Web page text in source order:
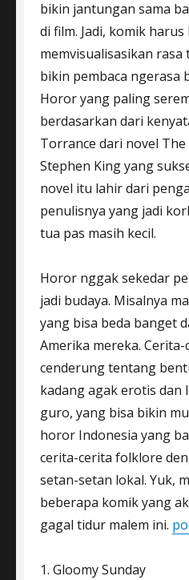
bikin jantungan sama
di film. Jadi, komik harus
memvisualisasikan rasa
bikin pembaca ngerasa
Horor yang paling
berdasarkan dari
Torrance dari novel
Stephen King yang
novel itu lahir dari
penulisnya yang jadi
tua pas masih kecil.
Horor nggak sekedar
jadi budaya. Misalnya
yang bisa beda banget
Amerika mereka.
cenderung tentang
kadang agak erotis dan
guro, yang bisa bikin
horor Indonesia yang
cerita-cerita folklore
setan-setan lokal. Yuk,
beberapa komik yang
gagal tidur malem ini.
1. Gloomy Sunday